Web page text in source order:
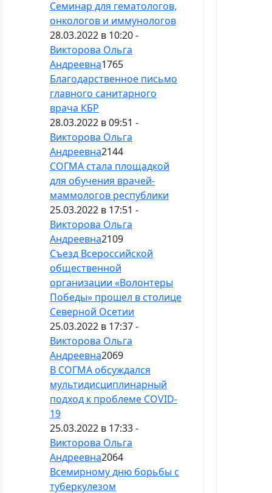
Семинар для гематологов,
онкологов и иммунологов
28.03.2022 в 10:20 -
Викторова Ольга
Андреевна1765
Благодарственное письмо
главного санитарного
врача КБР
28.03.2022 в 09:51 -
Викторова Ольга
Андреевна2144
СОГМА стала площадкой
для обучения врачей-
маммологов республики
25.03.2022 в 17:51 -
Викторова Ольга
Андреевна2109
Съезд Всероссийской
общественной
организации «Волонтеры
Победы» прошел в столице
Северной Осетии
25.03.2022 в 17:37 -
Викторова Ольга
Андреевна2069
В СОГМА обсуждался
мультидисциплинарный
подход к проблеме COVID-
19
25.03.2022 в 17:33 -
Викторова Ольга
Андреевна2064
Всемирному дню борьбы с
туберкулезом